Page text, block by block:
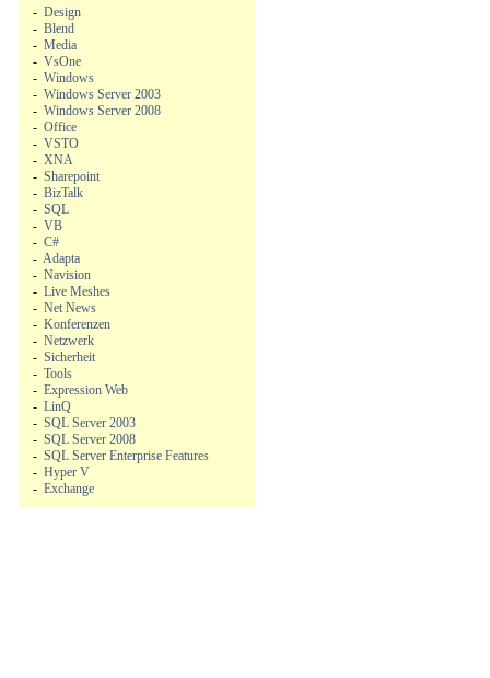
- Design
- Blend
- Media
- VsOne
- Windows
- Windows Server 2003
- Windows Server 2008
- Office
- VSTO
- XNA
- Sharepoint
- BizTalk
- SQL
- VB
- C#
- Adapta
- Navision
- Live Meshes
- Net News
- Konferenzen
- Netzwerk
- Sicherheit
- Tools
- Expression Web
- LinQ
- SQL Server 2003
- SQL Server 2008
- SQL Server Enterprise Features
- Hyper V
- Exchange